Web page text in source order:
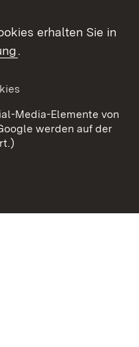
erhalten Sie in
.
Media-Elemente von
werden auf der